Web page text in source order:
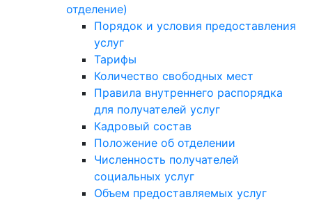
отделение)
Порядок и условия предоставления
услуг
Тарифы
Количество свободных мест
Правила внутреннего распорядка
для получателей услуг
Кадровый состав
Положение об отделении
Численность получателей
социальных услуг
Объем предоставляемых услуг